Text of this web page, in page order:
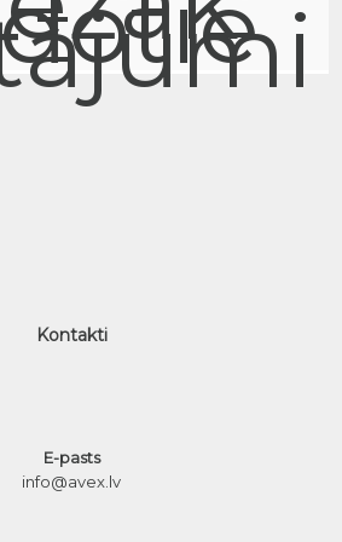
Kontakti
E-pasts
info@avex.lv